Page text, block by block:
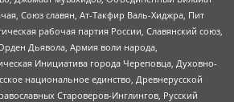
Союз славян, Ат-Такфир Валь-Хиджра, Пит
рабочая партия России, Славянский союз,
Дьявола, Армия воли народа,
Инициатива города Череповца, Духовно-
национальное единство, Древнерусской
Староверов-Инглингов, Русский